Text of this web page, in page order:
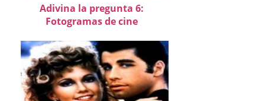
Adivina la pregunta 6:
Fotogramas de cine